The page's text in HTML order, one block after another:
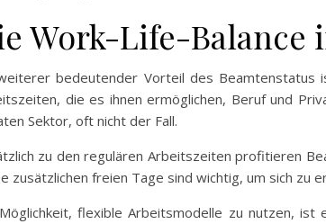
Work-Life-
bedeutender Vorteil des Beamtenstatus
die es ihnen ermöglichen, Beruf und
Sektor, oft nicht der Fall.
zu den regulären Arbeitszeiten profitieren
zusätzlichen freien Tage sind wichtig, um sich zu
flexible Arbeitsmodelle zu nutzen,